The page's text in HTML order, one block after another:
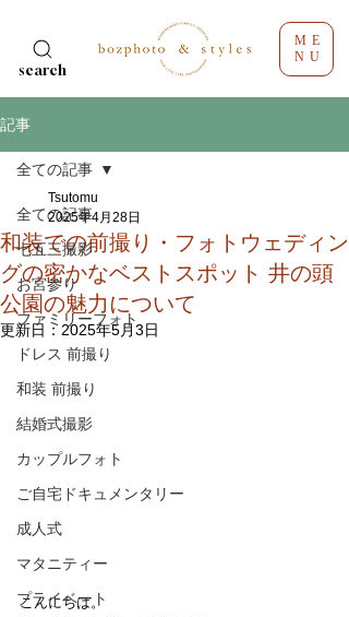
search
ME
NU
記事
全ての記事
七五三撮影
お宮参り
ファミリーフォト
ドレス 前撮り
和装 前撮り
結婚式撮影
カップルフォト
ご自宅ドキュメンタリー
成人式
マタニティー
プライベート
全ての記事
和装での前撮り・フォトウェディン
グの密かなベストスポット 井の頭
公園の魅力について
Tsutomu
2025年4月28日
更新日： 2025年5月3日
こんにちは。